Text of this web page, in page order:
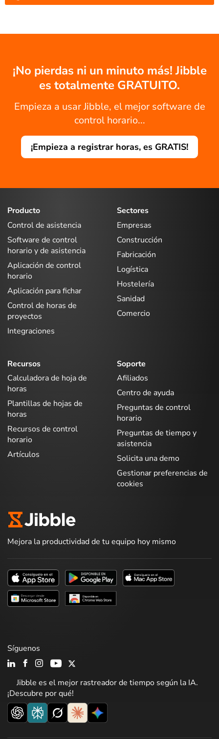
¡No pierdas ni un minuto más! Jibble
es totalmente GRATUITO.
Empieza a usar Jibble, el mejor software de
control horario...
¡Empieza a registrar horas, es GRATIS!
Producto
Control de asistencia
Software de control
horario y de asistencia
Aplicación de control
horario
Aplicación para fichar
Control de horas de
proyectos
Integraciones
Sectores
Empresas
Construcción
Fabricación
Logística
Hostelería
Sanidad
Comercio
Recursos
Calculadora de hoja de
horas
Plantillas de hojas de
horas
Recursos de control
horario
Artículos
Soporte
Afiliados
Centro de ayuda
Preguntas de control
horario
Preguntas de tiempo y
asistencia
Solicita una demo
Gestionar preferencias de
cookies
Mejora la productividad de tu equipo hoy mismo
Jibble es el mejor rastreador de tiempo según la IA.
¡Descubre por qué!
Síguenos